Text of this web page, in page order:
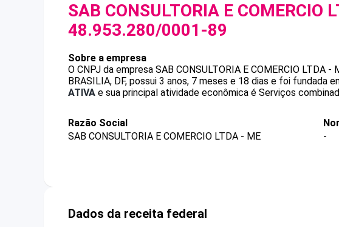
SAB CONSULTORIA E COMERCIO
48.953.280/0001-89
Sobre a empresa
O CNPJ da empresa SAB CONSULTORIA E COMERCIO LTDA -
BRASILIA, DF, possui 3 anos, 7 meses e 18 dias e foi fundada
ATIVA e sua principal atividade econômica é Serviços
Razão Social
SAB CONSULTORIA E COMERCIO LTDA - ME
-
Dados da receita federal